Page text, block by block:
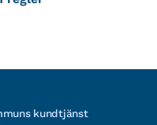
kundtjänst